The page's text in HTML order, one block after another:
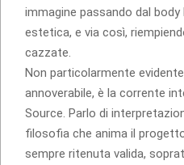
immagine passando dal body
estetica, e via così,
cazzate.
Non particolarmente
annoverabile, è la corrente
Source. Parlo di
filosofia che anima il
sempre ritenuta valida,